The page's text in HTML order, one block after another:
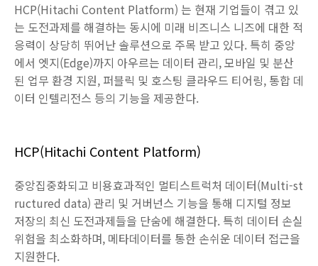
HCP(Hitachi Content Platform) 는 현재 기업들이 겪고 있
는 도전과제를 해결하는 동시에 미래 비즈니스 니즈에 대한 적
응력이 상당히 뛰어난 솔루션으로 주목 받고 있다. 특히 중앙
에서 엣지(Edge)까지 아우르는 데이터 관리, 모바일 및 분산
된 업무 환경 지원, 퍼블릭 및 호스팅 클라우드 티어링, 통합 데
이터 인텔리전스 등의 기능을 제공한다.
HCP(Hitachi Content Platform)
중앙집중화되고 비용효과적인 멀티스트럭처 데이터(Multi-st
ructured data) 관리 및 거버넌스 기능을 통해 디지털 정보
저장의 최신 도전과제들을 단숨에 해결한다. 특히 데이터 손실
위험을 최소화하며, 메타데이터를 통한 손쉬운 데이터 접근을
지원한다.